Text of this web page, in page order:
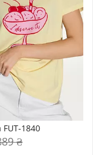
FUT-1840
₴